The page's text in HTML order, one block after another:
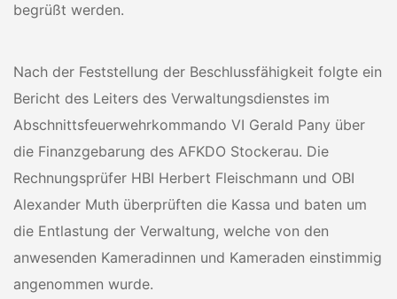
begrüßt werden.
Nach der Feststellung der Beschlussfähigkeit folgte ein
Bericht des Leiters des Verwaltungsdienstes im
Abschnittsfeuerwehrkommando VI Gerald Pany über
die Finanzgebarung des AFKDO Stockerau. Die
Rechnungsprüfer HBI Herbert Fleischmann und OBI
Alexander Muth überprüften die Kassa und baten um
die Entlastung der Verwaltung, welche von den
anwesenden Kameradinnen und Kameraden einstimmig
angenommen wurde.